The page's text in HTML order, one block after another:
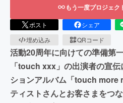
もう一度プロジェク
ポスト シェア
埋め込み
QRコード
活動20周年に向けての準備第
「touch xxx」の出演者の宣
ションアルバム「touch more
ティストさんとお客さまをつ